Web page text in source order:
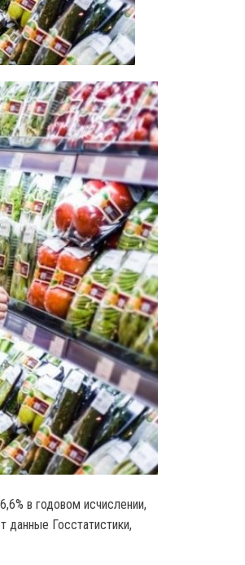
в годовом исчислении,
данные Госстатистики,